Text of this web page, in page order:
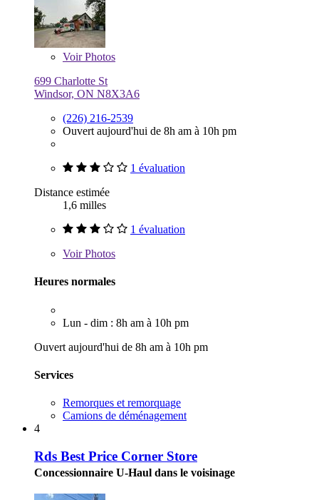
VoirPhotos
699 Charlotte St
Windsor, ON N8X3A6
(226) 216-2539
Ouvert aujourd'hui de 8h am à 10h pm
1 évaluation
Distance estimée
1,6 milles
1 évaluation
VoirPhotos
Heures normales
Lun - dim : 8h am à 10h pm
Ouvert aujourd'hui de 8h am à 10h pm
Services
Remorques et remorquage
Camions de déménagement
4
Rds Best Price Corner Store
Concessionnaire U-Haul dans le voisinage